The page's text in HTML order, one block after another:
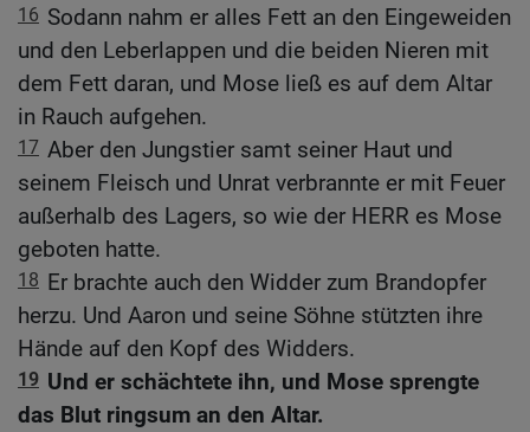
16 Sodann nahm er alles Fett an den Eingeweiden
und den Leberlappen und die beiden Nieren mit
dem Fett daran, und Mose ließ es auf dem Altar
in Rauch aufgehen.
17 Aber den Jungstier samt seiner Haut und
seinem Fleisch und Unrat verbrannte er mit Feuer
außerhalb des Lagers, so wie der HERR es Mose
geboten hatte.
18 Er brachte auch den Widder zum Brandopfer
herzu. Und Aaron und seine Söhne stützten ihre
Hände auf den Kopf des Widders.
19 Und er schächtete ihn, und Mose sprengte
das Blut ringsum an den Altar.